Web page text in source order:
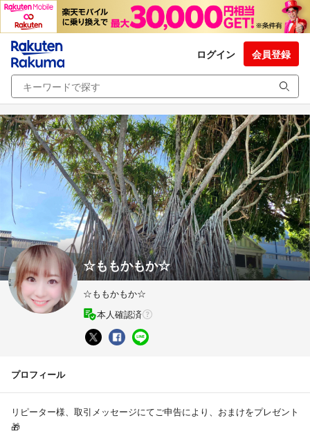
ログイン 会員登録
☆ももかもか☆
☆ももかもか☆
本人確認済
プロフィール
リピーター様、取引メッセージにてご申告により、おまけをプレゼント
🎁